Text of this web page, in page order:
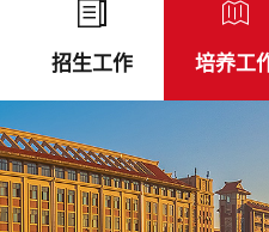
招生工作 培养工